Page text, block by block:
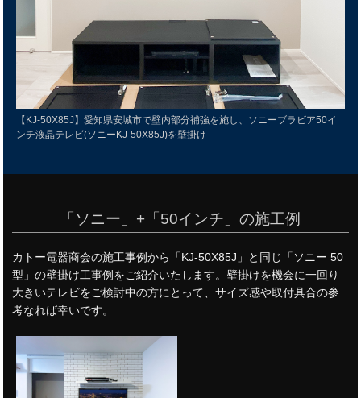
【KJ-50X85J】愛知県安城市で壁内部分補強を施し、ソニーブラビア50イ
ンチ液晶テレビ(ソニーKJ-50X85J)を壁掛け
「ソニー」+「50インチ」の施工例
カトー電器商会の施工事例から「KJ-50X85J」と同じ「ソニー 50
型」の壁掛け工事例をご紹介いたします。壁掛けを機会に一回り
大きいテレビをご検討中の方にとって、サイズ感や取付具合の参
考なれば幸いです。